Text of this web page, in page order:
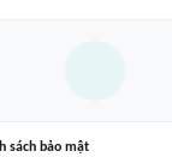
sách bảo mật